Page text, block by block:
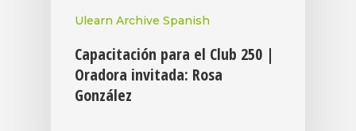
Ulearn Archive Spanish
Capacitación para el Club 250 |
Oradora invitada: Rosa
González